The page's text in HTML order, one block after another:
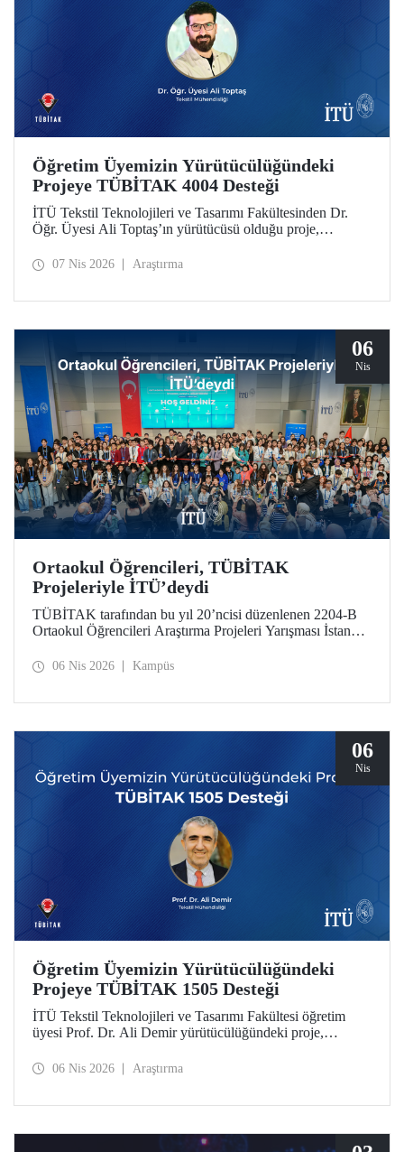
Öğretim Üyemizin Yürütücülüğündeki
Projeye TÜBİTAK 4004 Desteği
İTÜ Tekstil Teknolojileri ve Tasarımı Fakültesinden Dr.
Öğr. Üyesi Ali Toptaş’ın yürütücüsü olduğu proje,
Destekleme Programı kapsamında desteklenmeye hak
07 Nis 2026 Araştırma
06
Nis
Ortaokul Öğrencileri, TÜBİTAK
Projeleriyle İTÜ’deydi
TÜBİTAK tarafından bu yıl 20’ncisi düzenlenen 2204-B
Ortaokul Öğrencileri Araştırma Projeleri Yarışması İstanbul
Üniversitesi ev sahipliği yaptı.
06 Nis 2026 Kampüs
06
Nis
Öğretim Üyemizin Yürütücülüğündeki
Projeye TÜBİTAK 1505 Desteği
İTÜ Tekstil Teknolojileri ve Tasarımı Fakültesi öğretim
üyesi Prof. Dr. Ali Demir yürütücülüğündeki proje,
Programı tarafından desteklenmeye hak kazandı.
06 Nis 2026 Araştırma